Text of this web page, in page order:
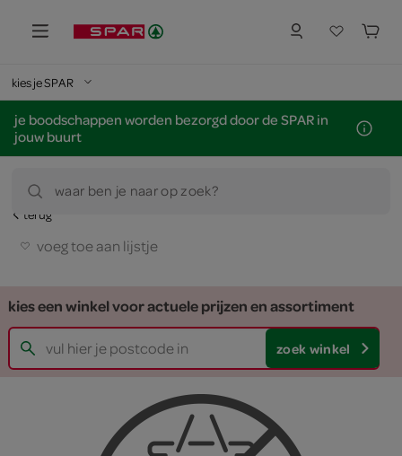
kies je SPAR
je boodschappen worden bezorgd door de SPAR in
jouw buurt
waar ben je naar op zoek?
terug
voeg toe aan lijstje
kies een winkel voor actuele prijzen en assortiment
zoek winkel